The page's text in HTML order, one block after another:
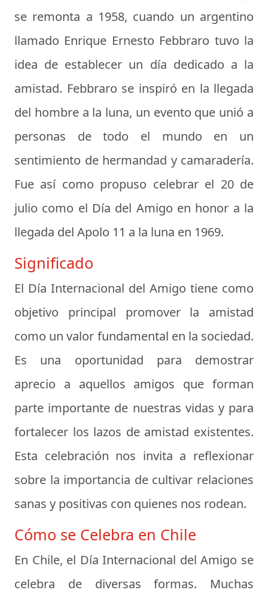
se remonta a 1958, cuando un argentino
llamado Enrique Ernesto Febbraro tuvo la
idea de establecer un día dedicado a la
amistad. Febbraro se inspiró en la llegada
del hombre a la luna, un evento que unió a
personas de todo el mundo en un
sentimiento de hermandad y camaradería.
Fue así como propuso celebrar el 20 de
julio como el Día del Amigo en honor a la
llegada del Apolo 11 a la luna en 1969.
Significado
El Día Internacional del Amigo tiene como
objetivo principal promover la amistad
como un valor fundamental en la sociedad.
Es una oportunidad para demostrar
aprecio a aquellos amigos que forman
parte importante de nuestras vidas y para
fortalecer los lazos de amistad existentes.
Esta celebración nos invita a reflexionar
sobre la importancia de cultivar relaciones
sanas y positivas con quienes nos rodean.
Cómo se Celebra en Chile
En Chile, el Día Internacional del Amigo se
celebra de diversas formas. Muchas